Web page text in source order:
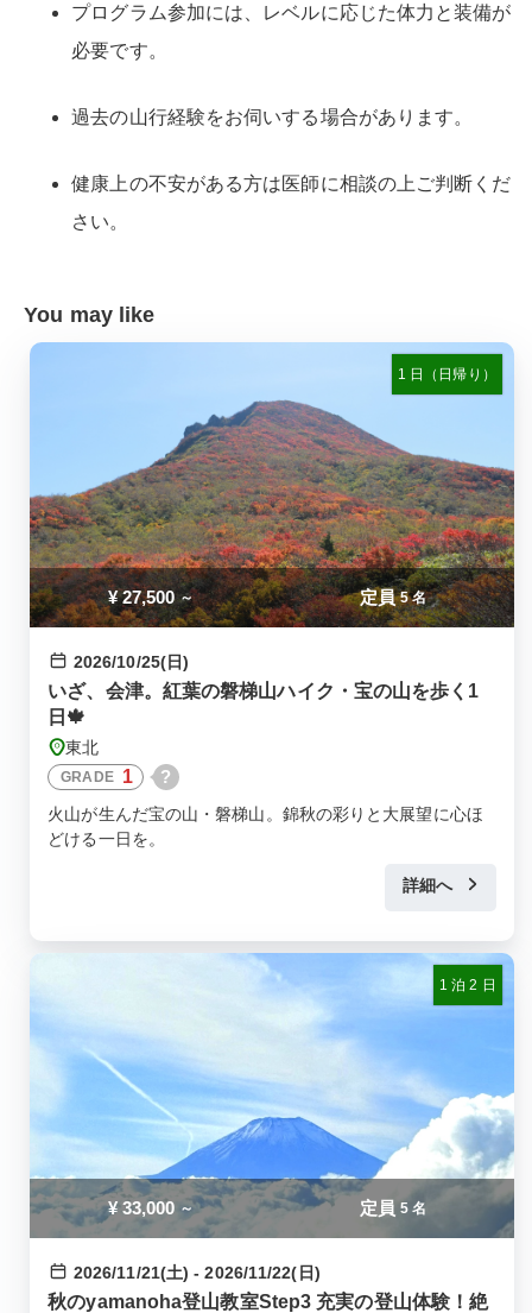
プログラム参加には、レベルに応じた体力と装備が
必要です。
過去の山行経験をお伺いする場合があります。
健康上の不安がある方は医師に相談の上ご判断くだ
さい。
You may like
¥ 27,500 ～ 定員 5 名
1 日（日帰り）
2026/10/25(日)
いざ、会津。紅葉の磐梯山ハイク・宝の山を歩く1
日🍁
東北
GRADE 1 ?
火山が生んだ宝の山・磐梯山。錦秋の彩りと大展望に心ほ
どける一日を。
詳細へ
¥ 33,000 ～ 定員 5 名
1 泊 2 日
2026/11/21(土) - 2026/11/22(日)
秋のyamanoha登山教室Step3 充実の登山体験！絶